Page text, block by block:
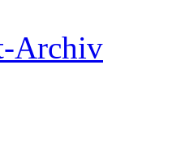
Archiv